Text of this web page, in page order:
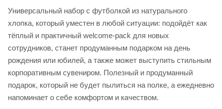
Универсальный набор с футболкой из натурального
хлопка, который уместен в любой ситуации: подойдёт как
тёплый и практичный welcome-pack для новых
сотрудников, станет продуманным подарком на день
рождения или юбилей, а также может выступить стильным
корпоративным сувениром. Полезный и продуманный
подарок, который не будет пылиться на полке, а ежедневно
напоминает о себе комфортом и качеством.